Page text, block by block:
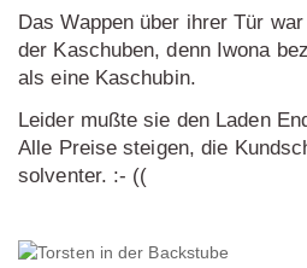
Das Wappen über ihrer Tür
der Kaschuben, denn Iwona
als eine Kaschubin.
Leider mußte sie den Laden
Alle Preise steigen, die
solventer. :- ((